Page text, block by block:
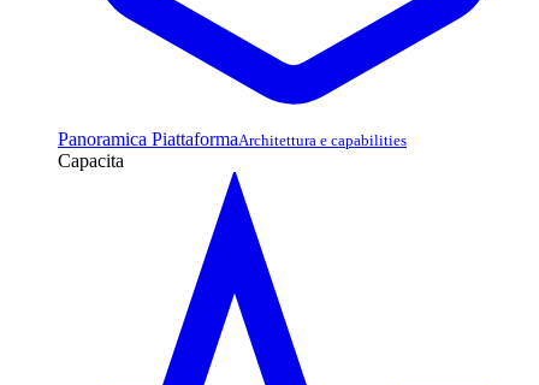
Panoramica PiattaformaArchitettura e capabilities
Capacita